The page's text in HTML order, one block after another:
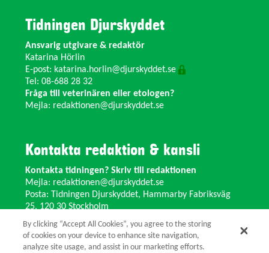
Tidningen Djurskyddet
Ansvarig utgivare & redaktör
Katarina Hörlin
E-post: katarina.horlin@djurskyddet.se
Tel: 08-688 28 32
Fråga till veterinären eller etologen?
Mejla: redaktionen@djurskyddet.se
Kontakta redaktion & kansli
Kontakta tidningen? Skriv till redaktionen
Mejla: redaktionen@djurskyddet.se
Posta: Tidningen Djurskyddet, Hammarby Fabriksväg
25, 120 30 Stockholm
Ändra adress? Kontakta kansliet
Växel: 08-673 35 11 E-post:
info@djurskyddet.se
By clicking “Accept All Cookies”, you agree to the storing
of cookies on your device to enhance site navigation,
analyze site usage, and assist in our marketing efforts.